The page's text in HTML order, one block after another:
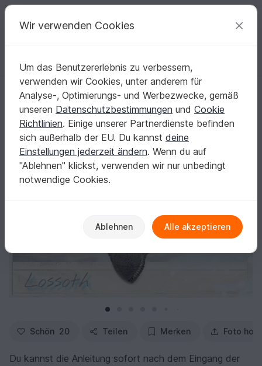
Deine kreativen Ideen
Deutsch | € (EUR) einloggen Kostenlos registrieren
Startseite Häkeln Tücher Dreieckstücher
Lossoth
Lossoth
Schön 20 Teilen Merken Foto
Du kannst die Anleitung sofort nach dem Eingang der
Wir verwenden Cookies
Um das Benutzererlebnis zu verbessern,
verwenden wir Cookies, unter anderem für
Analyse-, Optimierungs- und Werbezwecke, gemäß
unseren Datenschutzbestimmungen und Cookie
Richtlinien. Einige unserer Partnerdienste befinden
sich außerhalb der EU. Du kannst deine
Einstellungen jederzeit ändern. Wenn du auf
"Ablehnen" klickst, verwenden wir nur unbedingt
notwendige Cookies.
Ablehnen Alle akzeptieren